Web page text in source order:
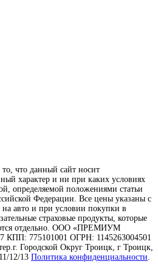
что данный сайт носит
характер и ни при каких условиях
определяемой положениями статьи
Федерации. Все цены указаны с
авто и при условии покупки в
страховые продукты, которые
отдельно. ООО «ПРЕМИУМ
775101001 ОГРН: 1145263004501
Городской Округ Троицк, г Троицк,
12/13 Политика конфиденциальности